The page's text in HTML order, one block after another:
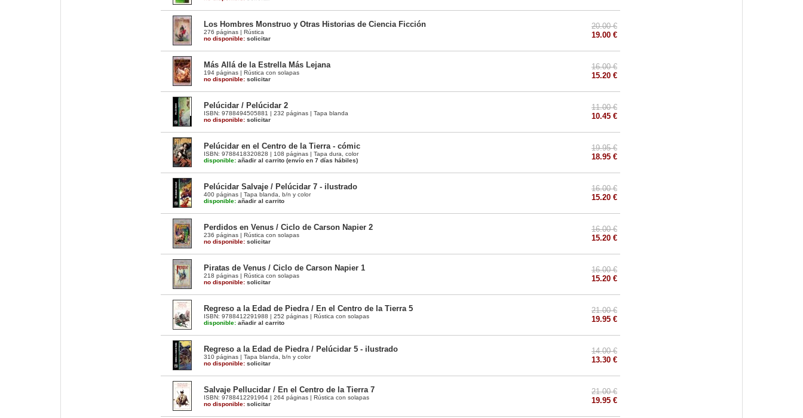
Los Hombres Monstruo y Otras Historias de Ciencia Ficción
276 páginas | Rústica
no disponible: solicitar
20.00 €
19.00 €
Más Allá de la Estrella Más Lejana
194 páginas | Rústica con solapas
no disponible: solicitar
16.00 €
15.20 €
Pelúcidar / Pelúcidar 2
ISBN: 9788494505881 | 232 páginas | Tapa blanda
no disponible: solicitar
11.00 €
10.45 €
Pelúcidar en el Centro de la Tierra - cómic
ISBN: 9788418320828 | 108 páginas | Tapa dura, color
disponible: añadir al carrito (envío en 7 días hábiles)
19.95 €
18.95 €
Pelúcidar Salvaje / Pelúcidar 7 - ilustrado
400 páginas | Tapa blanda, b/n y color
disponible: añadir al carrito
16.00 €
15.20 €
Perdidos en Venus / Ciclo de Carson Napier 2
236 páginas | Rústica con solapas
no disponible: solicitar
16.00 €
15.20 €
Piratas de Venus / Ciclo de Carson Napier 1
218 páginas | Rústica con solapas
no disponible: solicitar
16.00 €
15.20 €
Regreso a la Edad de Piedra / En el Centro de la Tierra 5
ISBN: 9788412291988 | 252 páginas | Rústica con solapas
disponible: añadir al carrito
21.00 €
19.95 €
Regreso a la Edad de Piedra / Pelúcidar 5 - ilustrado
310 páginas | Tapa blanda, b/n y color
no disponible: solicitar
14.00 €
13.30 €
Salvaje Pellucidar / En el Centro de la Tierra 7
ISBN: 9788412291964 | 264 páginas | Rústica con solapas
no disponible: solicitar
21.00 €
19.95 €